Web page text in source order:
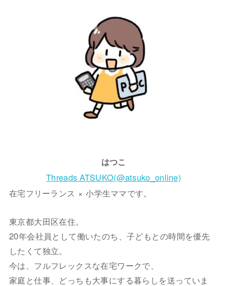
はつこ
Threads ATSUKO(@atsuko_online)
在宅フリーランス × 小学生ママです。
東京都大田区在住。
20年会社員として働いたのち、子どもとの時間を優先
したくて独立。
今は、フルフレックスな在宅ワークで、
家庭と仕事、どっちも大事にする暮らしを送っていま